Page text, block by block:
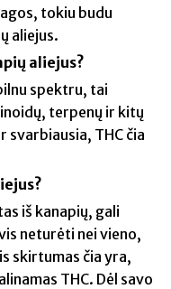
tokiu budu
aliejus.
aliejus?
spektru, tai
terpenų ir kitų
svarbiausia, THC čia
iš kanapių, gali
neturėti nei vieno,
skirtumas čia yra,
THC. Dėl savo